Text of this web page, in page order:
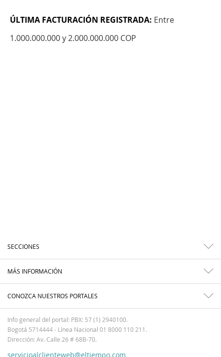
ÚLTIMA FACTURACIÓN REGISTRADA: Entre
1.000.000.000 y 2.000.000.000 COP
SECCIONES
MÁS INFORMACIÓN
CONOZCA NUESTROS PORTALES
Info general del portal: PBX: 57 (1) 2940100.
Bogotá 5714444 - Línea Nacional 01 8000 110 211.
Dirección: Av. Calle 26 # 68B-70.
servicioalclienteweb@eltiempo.com